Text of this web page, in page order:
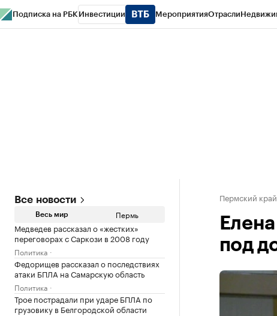
Подписка на РБК Инвестиции МероприятияОтрасли
Все новости
Весь мир Пермь
Медведев рассказал о «жестких»
переговорах с Саркози в 2008 году
Политика
Федорищев рассказал о последствиях
атаки БПЛА на Самарскую область
Политика
Трое пострадали при ударе БПЛА по
грузовику в Белгородской области
Пермский край
под